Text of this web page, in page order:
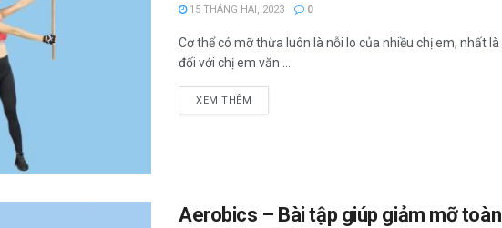
15 THÁNG HAI, 2023 0
Cơ thể có mỡ thừa luôn là nỗi lo của nhiều chị em, nhất là
đối với chị em văn ...
XEM THÊM
Aerobics – Bài tập giúp giảm mỡ toàn